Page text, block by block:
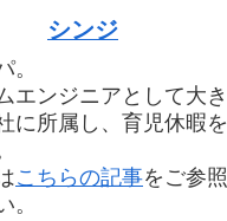
シンジ
。
エンジニアとして大き
に所属し、育児休暇を
こちらの記事をご参照
。